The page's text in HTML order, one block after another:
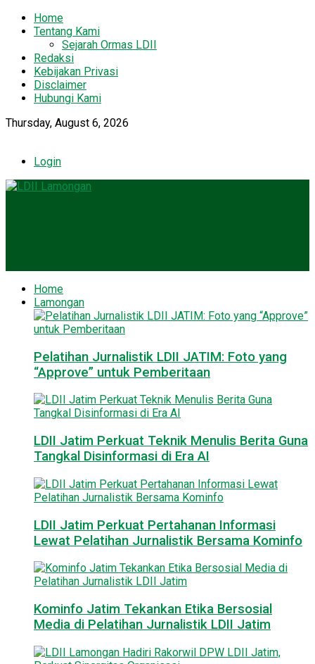
Home
Tentang Kami
Sejarah Ormas LDII
Redaksi
Kebijakan Privasi
Disclaimer
Hubungi Kami
Thursday, August 6, 2026
Login
Home
Lamongan
Pelatihan Jurnalistik LDII JATIM: Foto yang
“Approve” untuk Pemberitaan
LDII Jatim Perkuat Teknik Menulis Berita Guna
Tangkal Disinformasi di Era AI
LDII Jatim Perkuat Pertahanan Informasi
Lewat Pelatihan Jurnalistik Bersama Kominfo
Kominfo Jatim Tekankan Etika Bersosial
Media di Pelatihan Jurnalistik LDII Jatim